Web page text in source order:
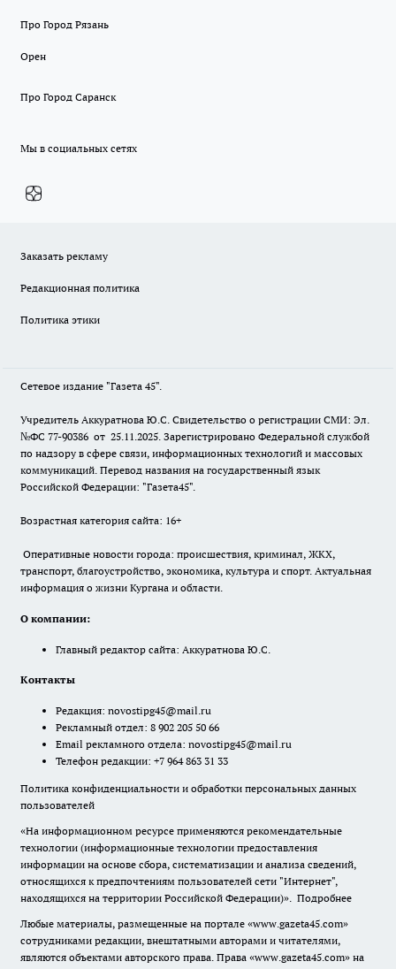
Про Город Рязань
Орен
Про Город Саранск
Мы в социальных сетях
Заказать рекламу
Редакционная политика
Политика этики
Сетевое издание "Газета 45".
Учредитель Аккуратнова Ю.С. Свидетельство о регистрации СМИ: Эл.
№ФС 77-90386 от 25.11.2025. Зарегистрировано Федеральной службой
по надзору в сфере связи, информационных технологий и массовых
коммуникаций. Перевод названия на государственный язык
Российской Федерации: "Газета45".
Возрастная категория сайта: 16+
Оперативные новости города: происшествия, криминал, ЖКХ,
транспорт, благоустройство, экономика, культура и спорт. Актуальная
информация о жизни Кургана и области.
О компании:
Главный редактор сайта: Аккуратнова Ю.С.
Контакты
Редакция: novostipg45@mail.ru
Рекламный отдел: 8 902 205 50 66
Email рекламного отдела: novostipg45@mail.ru
Телефон редакции: +7 964 863 31 33
Политика конфиденциальности и обработки персональных данных
пользователей
«На информационном ресурсе применяются рекомендательные
технологии (информационные технологии предоставления
информации на основе сбора, систематизации и анализа сведений,
относящихся к предпочтениям пользователей сети "Интернет",
находящихся на территории Российской Федерации)». Подробнее
Любые материалы, размещенные на портале «www.gazeta45.com»
сотрудниками редакции, внештатными авторами и читателями,
являются объектами авторского права. Права «www.gazeta45.com» на